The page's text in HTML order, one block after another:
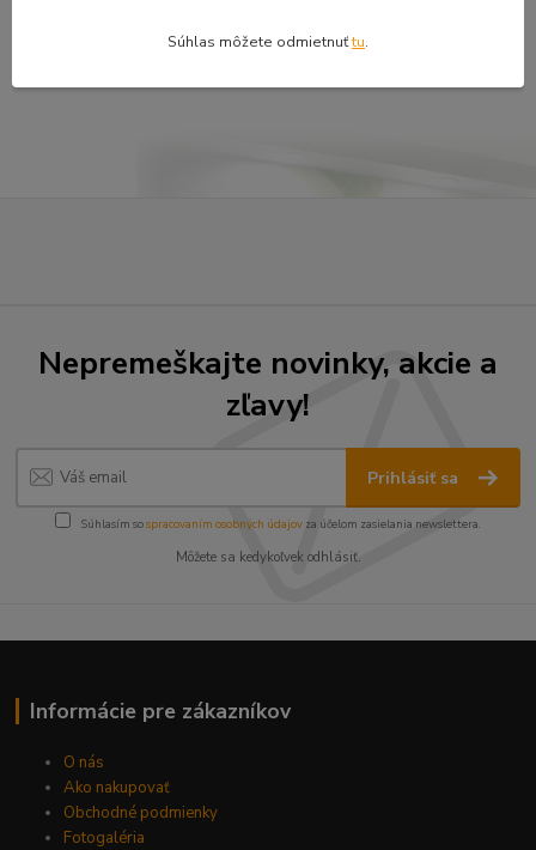
Nepremeškajte novinky, akcie a
zľavy!
Prihlásiť sa
Súhlasím sospracovaním osobných údajov za účelom zasielania newslettera.
Môžete sa kedykoľvek odhlásiť.
Informácie pre zákazníkov
O nás
Ako nakupovať
Obchodné podmienky
Fotogaléria
Súhlas môžete odmietnuťtu.